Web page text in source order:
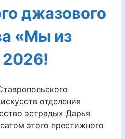
джазового
«Мы из
отделения
эстрады» Дарья
этого престижного